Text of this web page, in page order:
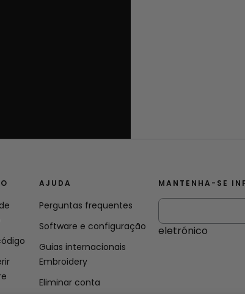
AJUDA
Perguntas frequentes
Software e configuração
Guias internacionais
Embroidery
Eliminar conta
MANTENHA-SE
eletrónico